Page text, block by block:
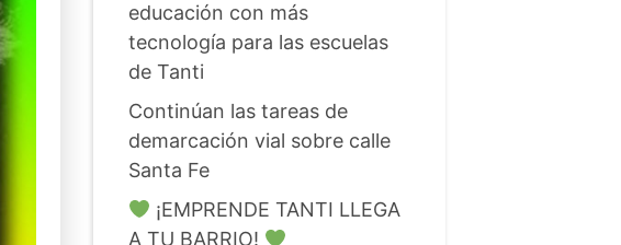
educación con más
tecnología para las escuelas
de Tanti
Continúan las tareas de
demarcación vial sobre calle
Santa Fe
¡EMPRENDE TANTI LLEGA
A TU BARRIO!